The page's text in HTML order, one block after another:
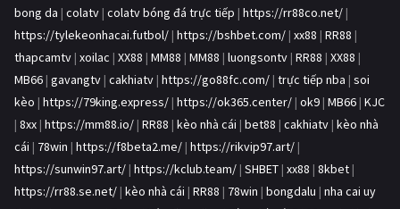
bong da | colatv | colatv bóng đá trực tiếp | https://rr88co.net/ |
https://tylekeonhacai.futbol/ | https://bshbet.com/ | xx88 | RR88 |
thapcamtv | xoilac | XX88 | MM88 | MM88 | luongsontv | RR88 | XX88 |
MB66 | gavangtv | cakhiatv | https://go88fc.com/ | trực tiếp nba | soi
kèo | https://79king.express/ | https://ok365.center/ | ok9 | MB66 | KJC
| 8xx | https://mm88.io/ | RR88 | kèo nhà cái | bet88 | cakhiatv | kèo nhà
cái | 78win | https://f8beta2.me/ | https://rikvip97.art/ |
https://sunwin97.art/ | https://kclub.team/ | SHBET | xx88 | 8kbet |
https://rr88.se.net/ | kèo nhà cái | RR88 | 78win | bongdalu | nha cai uy